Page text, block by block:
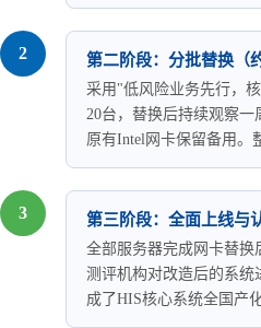
2 第二阶段：分批替换（
采用"低风险业务先行，
20台，替换后持续观察一
原有Intel网卡保留备用。
3 第三阶段：全面上线与
全部服务器完成网卡替换
测评机构对改造后的系
成了HIS核心系统全国产